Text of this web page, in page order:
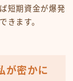
短期資金が爆発
きます。
が密かに